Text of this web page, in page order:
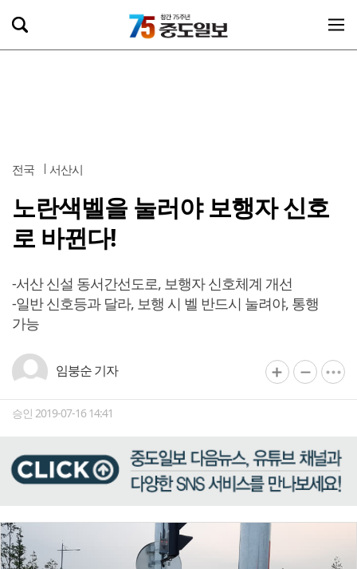
전국 서산시
노란색벨을 눌러야 보행자 신호
로 바뀐다!
-서산 신설 동서간선도로, 보행자 신호체계 개선
-일반 신호등과 달라, 보행 시 벨 반드시 눌려야, 통행
가능
임붕순 기자
승인 2019-07-16 14:41